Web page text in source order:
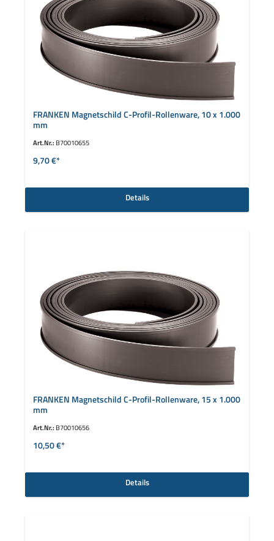
FRANKEN Magnetschild C-Profil-Rollenware, 10 x 1.000
mm
Art.Nr.: B70010655
9,70 €*
Details
FRANKEN Magnetschild C-Profil-Rollenware, 15 x 1.000
mm
Art.Nr.: B70010656
10,50 €*
Details